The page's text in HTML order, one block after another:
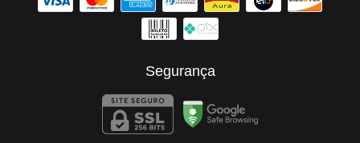
Segurança